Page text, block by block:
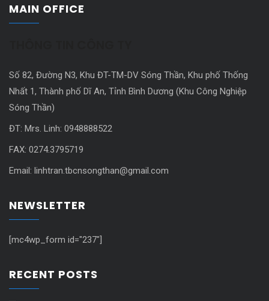
Xi lanh khí nén CKD
MAIN OFFICE
Số 82, Đường N3, Khu ĐT-TM-DV Sóng Thần, Khu phố Thống
Nhất 1, Thành phố Dĩ An, Tỉnh Bình Dương (Khu Công Nghiệp
Sóng Thần)
ĐT: Mrs. Linh: 0948888522
FAX: 0274.3795719
Email: linhtran.tbcnsongthan@gmail.com
NEWSLETTER
[mc4wp_form id="237"]
RECENT POSTS